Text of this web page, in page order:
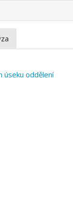
úseku oddělení